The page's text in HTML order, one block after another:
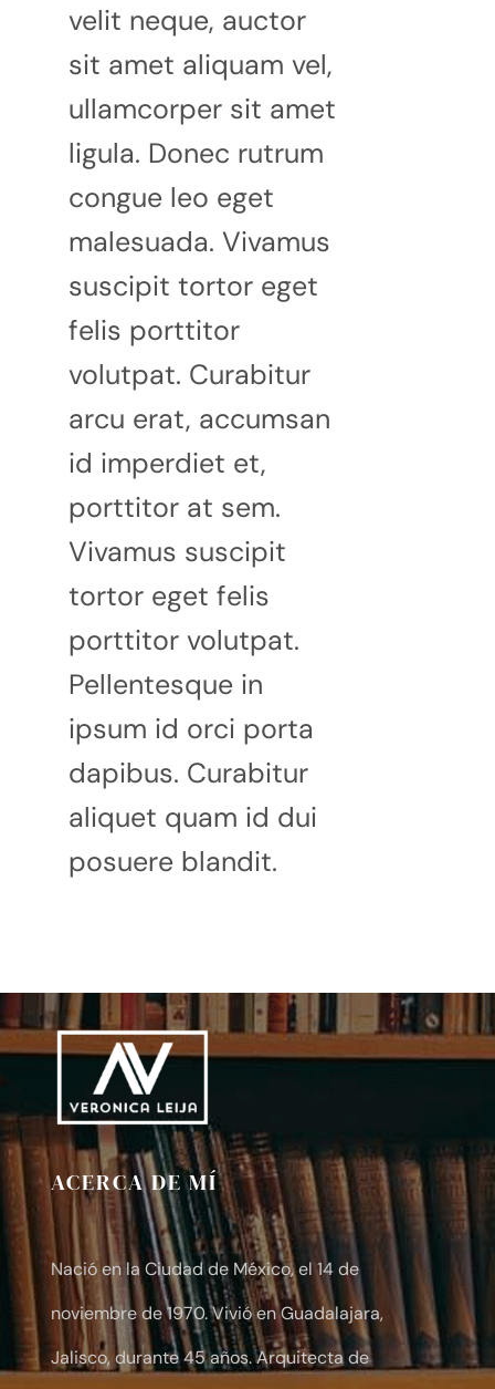
velit neque, auctor
sit amet aliquam vel,
ullamcorper sit amet
ligula. Donec rutrum
congue leo eget
malesuada. Vivamus
suscipit tortor eget
felis porttitor
volutpat. Curabitur
arcu erat, accumsan
id imperdiet et,
porttitor at sem.
Vivamus suscipit
tortor eget felis
porttitor volutpat.
Pellentesque in
ipsum id orci porta
dapibus. Curabitur
aliquet quam id dui
posuere blandit.
ACERCA DE MÍ
Nació en la Ciudad de México, el 14 de
noviembre de 1970. Vivió en Guadalajara,
Jalisco, durante 45 años. Arquitecta de